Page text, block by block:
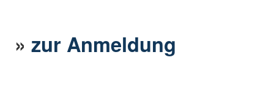
»zur Anmeldung